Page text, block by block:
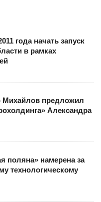
года начать запуск
в рамках
Михайлов предложил
Александра
поляна» намерена за
технологическому